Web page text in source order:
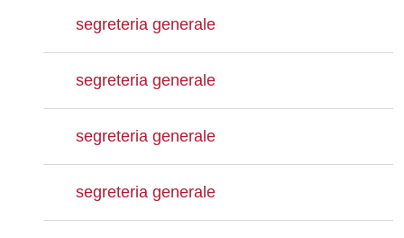
segreteria generale
segreteria generale
segreteria generale
segreteria generale